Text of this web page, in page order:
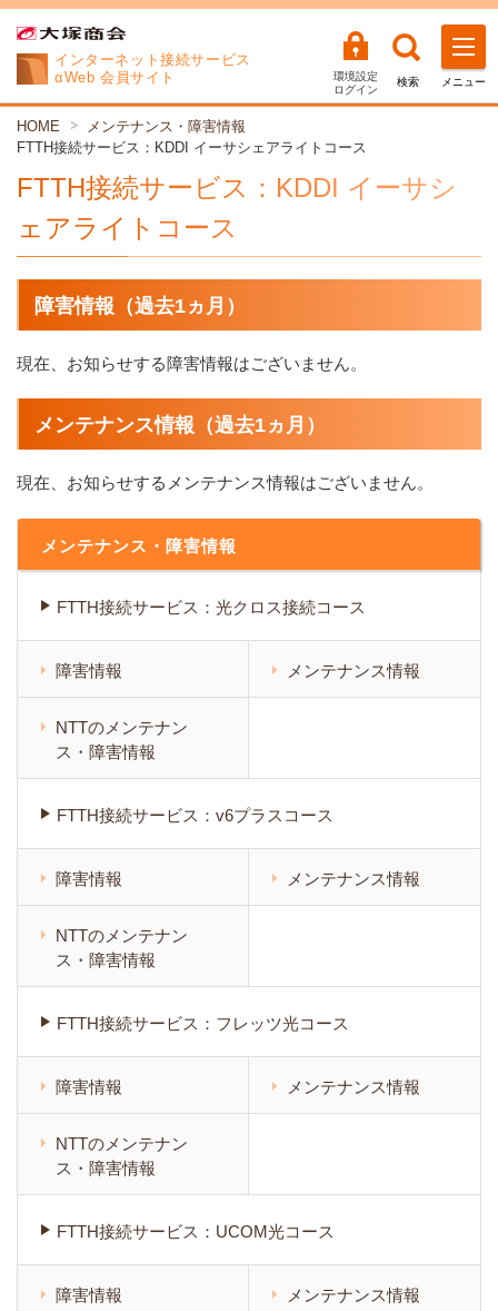
インターネット接続サービス
αWeb 会員サイト
環境設定
ログイン
検索 メニュー
HOME
メンテナンス・障害情報
FTTH接続サービス：KDDI イーサシェアライトコース
FTTH接続サービス：KDDI イーサシ
ェアライトコース
障害情報（過去1ヵ月）
現在、お知らせする障害情報はございません。
メンテナンス情報（過去1ヵ月）
現在、お知らせするメンテナンス情報はございません。
メンテナンス・障害情報
FTTH接続サービス：光クロス接続コース
障害情報 メンテナンス情報
NTTのメンテナン
ス・障害情報
FTTH接続サービス：v6プラスコース
障害情報 メンテナンス情報
NTTのメンテナン
ス・障害情報
FTTH接続サービス：フレッツ光コース
障害情報 メンテナンス情報
NTTのメンテナン
ス・障害情報
FTTH接続サービス：UCOM光コース
障害情報 メンテナンス情報